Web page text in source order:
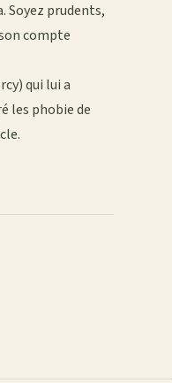
Soyez prudents,
compte
qui lui a
les phobie de